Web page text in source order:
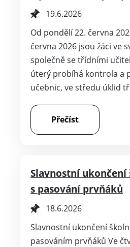
19.6.2026
Od pondělí 22. června
června 2026 jsou žáci ve
společně se třídními
úterý probíhá kontrola a
učebnic, ve středu úklid
Přečíst
Slavnostní
s pasování prvňáků
18.6.2026
Slavnostní ukončení
pasováním prvňáků Ve